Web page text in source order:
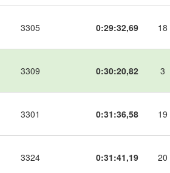
3305 0:29:32,69 18
3309 0:30:20,82 3
3301 0:31:36,58 19
3324 0:31:41,19 20